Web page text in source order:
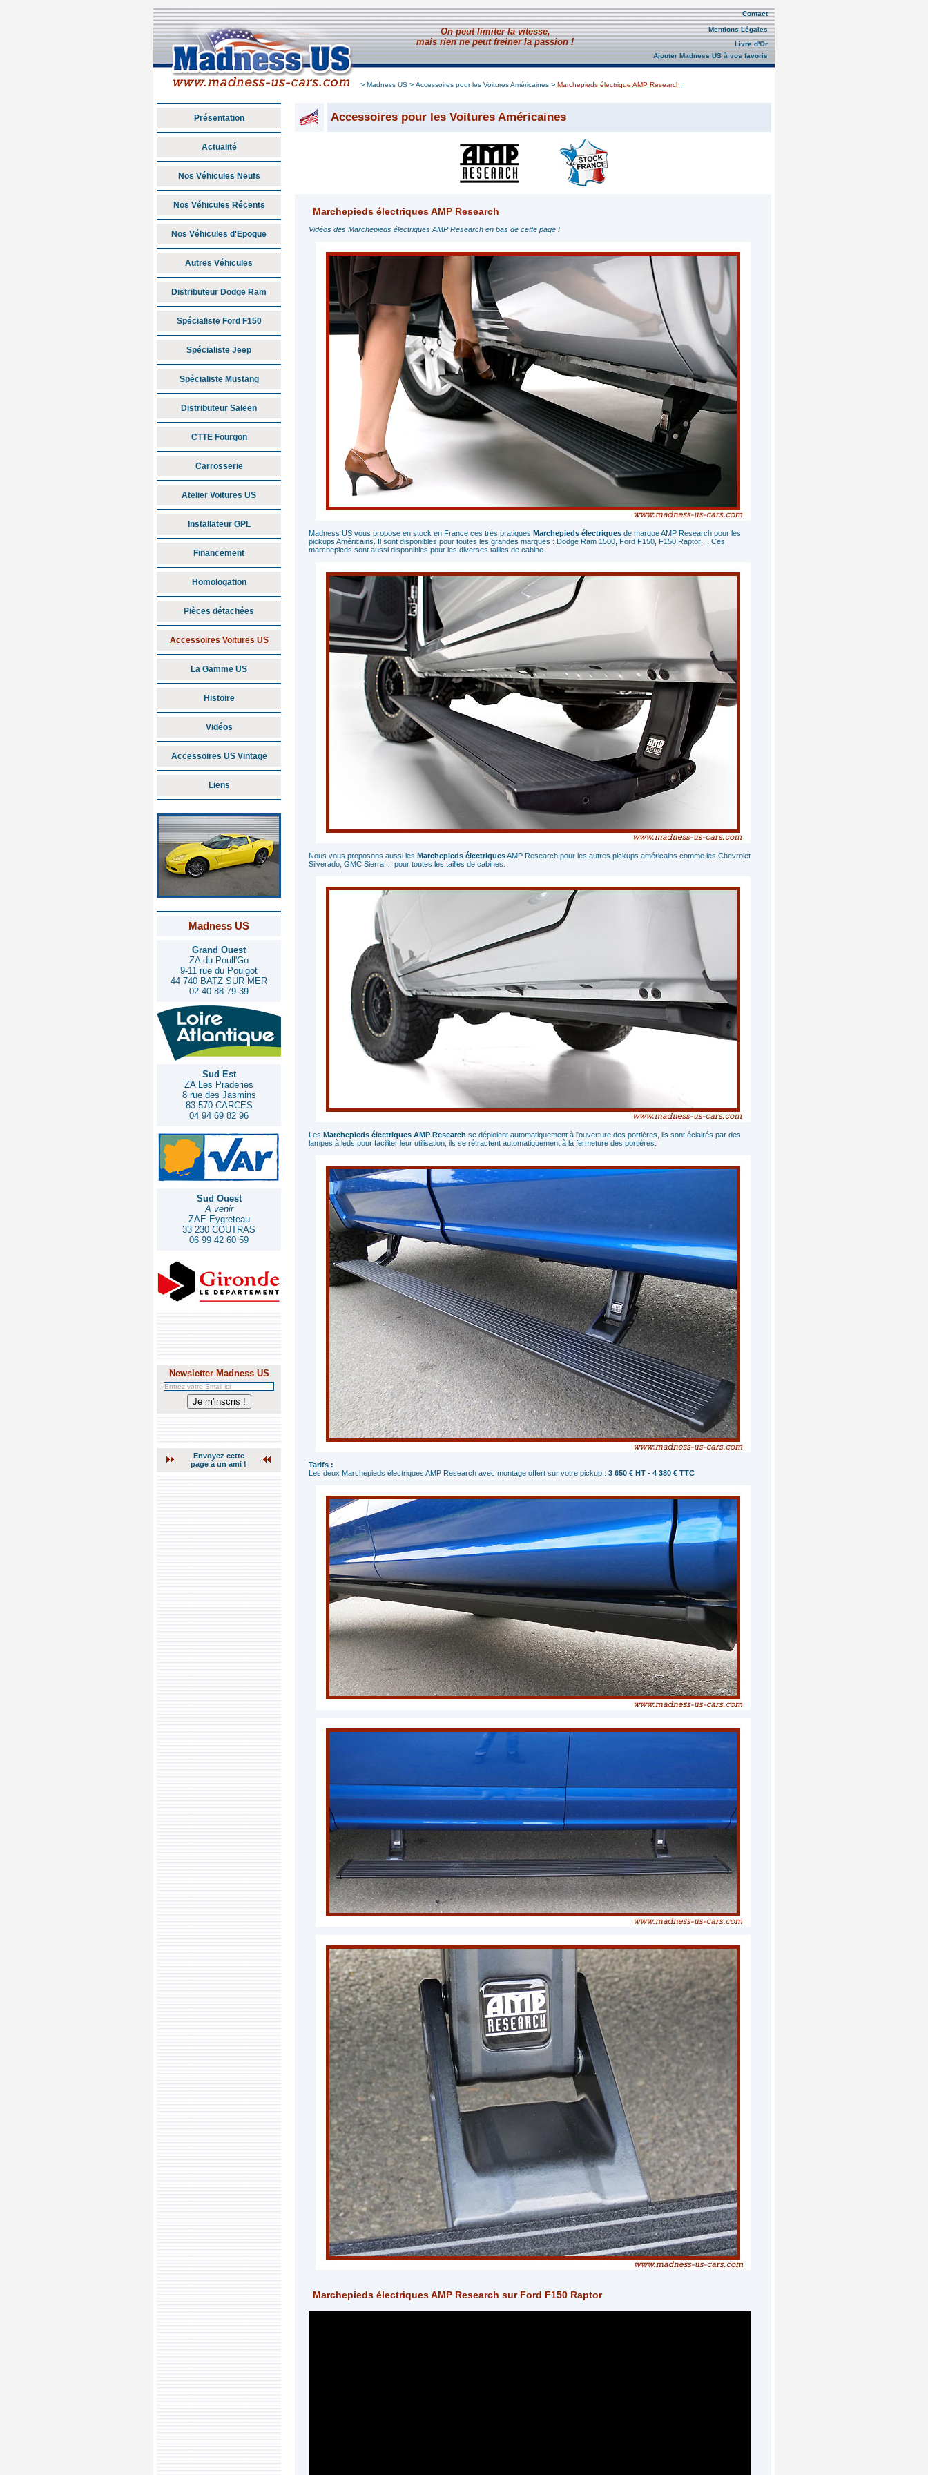
On peut limiter la vitesse,
mais rien ne peut freiner la passion !
Contact
Mentions Légales
Livre d'Or
Ajouter Madness US à vos favoris
> Madness US > Accessoires pour les Voitures Américaines > Marchepieds électrique AMP Research
Présentation
Actualité
Nos Véhicules Neufs
Nos Véhicules Récents
Nos Véhicules d'Epoque
Autres Véhicules
Distributeur Dodge Ram
Spécialiste Ford F150
Spécialiste Jeep
Spécialiste Mustang
Distributeur Saleen
CTTE Fourgon
Carrosserie
Atelier Voitures US
Installateur GPL
Financement
Homologation
Pièces détachées
Accessoires Voitures US
La Gamme US
Histoire
Vidéos
Accessoires US Vintage
Liens
Madness US
Grand Ouest
ZA du Poull'Go
9-11 rue du Poulgot
44 740 BATZ SUR MER
02 40 88 79 39
Sud Est
ZA Les Praderies
8 rue des Jasmins
83 570 CARCES
04 94 69 82 96
Sud Ouest
A venir
ZAE Eygreteau
33 230 COUTRAS
06 99 42 60 59
Newsletter Madness US
Envoyez cette
page à un ami !
Accessoires pour les Voitures Américaines
Marchepieds électriques AMP Research
Vidéos des Marchepieds électriques AMP Research en bas de cette page !
Madness US vous propose en stock en France ces très pratiques Marchepieds électriques de marque AMP Research pour les
pickups Américains. Il sont disponibles pour toutes les grandes marques : Dodge Ram 1500, Ford F150, F150 Raptor ... Ces
marchepieds sont aussi disponibles pour les diverses tailles de cabine.
Nous vous proposons aussi les Marchepieds électriquesAMP Research pour les autres pickups américains comme les Chevrolet
Silverado, GMC Sierra ... pour toutes les tailles de cabines.
Les Marchepieds électriques AMP Research se déploient automatiquement à l'ouverture des portières, ils sont éclairés par des
lampes à leds pour faciliter leur utilisation, ils se rétractent automatiquement à la fermeture des portières.
Tarifs :
Les deux Marchepieds électriques AMP Research avec montage offert sur votre pickup : 3 650 € HT - 4 380 € TTC
Marchepieds électriques AMP Research sur Ford F150 Raptor